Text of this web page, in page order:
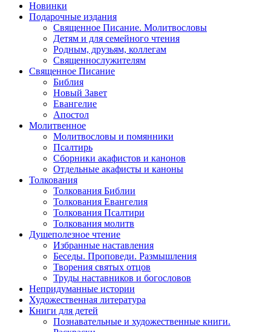
Новинки
Подарочные издания
Священное Писание. Молитвословы
Детям и для семейного чтения
Родным, друзьям, коллегам
Священнослужителям
Священное Писание
Библия
Новый Завет
Евангелие
Апостол
Молитвенное
Молитвословы и помянники
Псалтирь
Сборники акафистов и канонов
Отдельные акафисты и каноны
Толкования
Толкования Библии
Толкования Евангелия
Толкования Псалтири
Толкования молитв
Душеполезное чтение
Избранные наставления
Беседы. Проповеди. Размышления
Творения святых отцов
Труды наставников и богословов
Непридуманные истории
Художественная литература
Книги для детей
Познавательные и художественные книги.